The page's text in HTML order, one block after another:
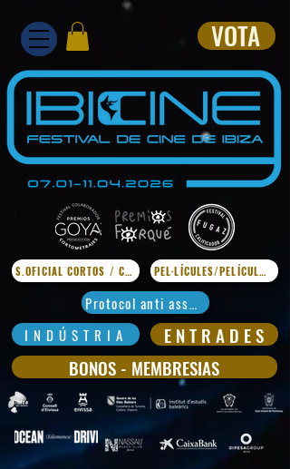
VOTA
E N T R A D E S
S.OFICIAL CORTOS / CURTS
I N D Ú S T R I A
BONOS - MEMBRESIAS
PEL·LÍCULES/PELÍCULAS
Protocol anti assetjament